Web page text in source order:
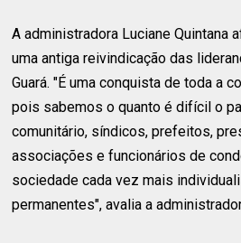
A administradora Luciane Quintana
uma antiga reivindicação das
Guará. "É uma conquista de toda a
pois sabemos o quanto é difícil o
comunitário, síndicos, prefeitos,
associações e funcionários de
sociedade cada vez mais
permanentes", avalia a